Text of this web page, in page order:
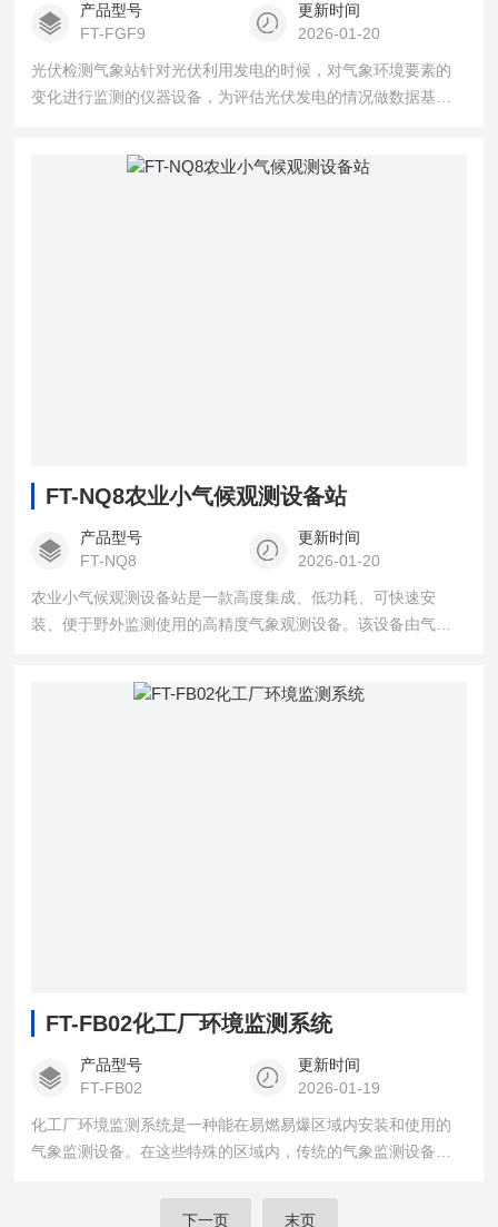
产品型号
FT-FGF9
更新时间
2026-01-20
光伏检测气象站针对光伏利用发电的时候，对气象环境要素的
变化进行监测的仪器设备，为评估光伏发电的情况做数据基础
FT-NQ8农业小气候观测设备站
产品型号
FT-NQ8
更新时间
2026-01-20
农业小气候观测设备站是一款高度集成、低功耗、可快速安
装、便于野外监测使用的高精度气象观测设备。该设备由气象
科学考察等领域。
FT-FB02化工厂环境监测系统
产品型号
FT-FB02
更新时间
2026-01-19
化工厂环境监测系统是一种能在易燃易爆区域内安装和使用的
气象监测设备。在这些特殊的区域内，传统的气象监测设备可
爆气象站，能够确保在这些危险区域内进行气象观测时的安
下一页 末页